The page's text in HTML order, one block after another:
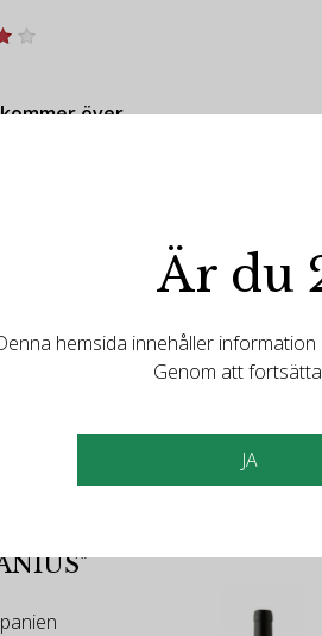
över
Är du
hemsida innehåller
Genom att
JA